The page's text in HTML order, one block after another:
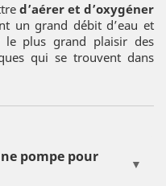
d’aérer et d’oxygéner
un grand débit d’eau et
le plus grand plaisir des
qui se trouvent dans
pompe pour